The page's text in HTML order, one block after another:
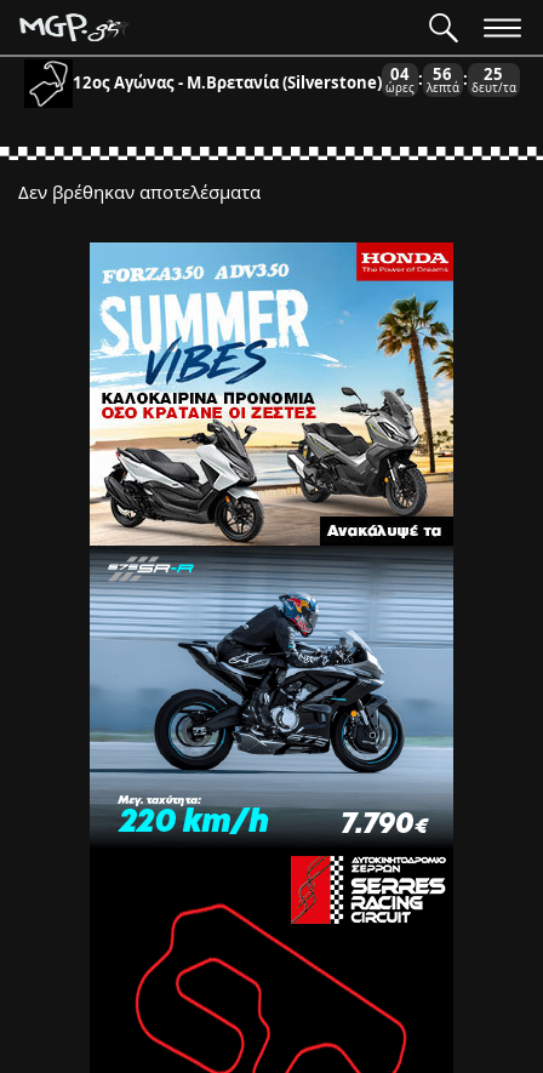
12ος Αγώνας - Μ.Βρετανία (Silverstone) 04
ώρες : 56
λεπτά : 25
δευτ/τα
Δεν βρέθηκαν αποτελέσματα